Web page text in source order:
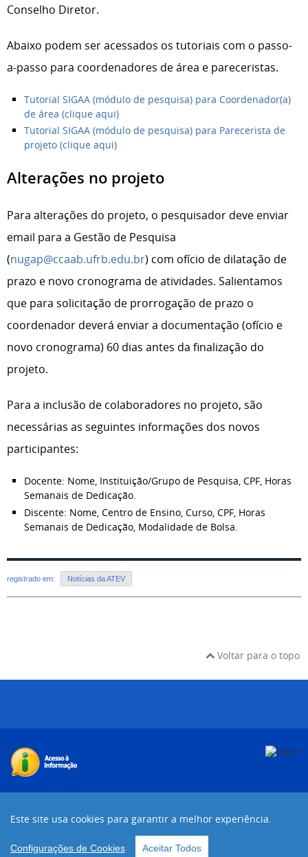
Este site usa cookies para garantir a melhor experiência.
Configurações de Cookies Aceitar Todos
Conselho Diretor.
Abaixo podem ser acessados os tutoriais com o passo-
a-passo para coordenadores de área e pareceristas.
Tutorial SIGAA (módulo de pesquisa) para Coordenador(a)
de área (clique aqui)
Tutorial SIGAA (módulo de pesquisa) para Parecerista de
projeto (clique aqui)
Alterações no projeto
Para alterações do projeto, o pesquisador deve enviar
email para a Gestão de Pesquisa
(nugap@ccaab.ufrb.edu.br) com ofício de dilatação de
prazo e novo cronograma de atividades. Salientamos
que para solicitação de prorrogação de prazo o
coordenador deverá enviar a documentação (ofício e
novo cronograma) 60 dias antes da finalização do
projeto.
Para a inclusão de colaboradores no projeto, são
necessárias as seguintes informações dos novos
participantes:
Docente: Nome, Instituição/Grupo de Pesquisa, CPF, Horas
Semanais de Dedicação.
Discente: Nome, Centro de Ensino, Curso, CPF, Horas
Semanais de Dedicação, Modalidade de Bolsa.
registrado em: Notícias da ATEV
Voltar para o topo
Desenvolvido com o CMS de código aberto Joomla!